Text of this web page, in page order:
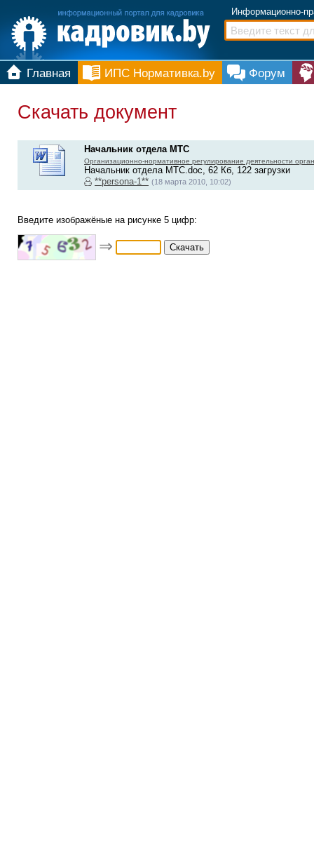
Информационно-
Главная ИПС Нормативка.by Форум
Скачать документ
Начальник отдела МТС
Организационно-нормативное регулирование деятельности
Начальник отдела МТС.doc, 62 Кб, 122 загрузки
**persona-1** (18 марта 2010, 10:02)
Введите изображёные на рисунке 5 цифр:
⇒